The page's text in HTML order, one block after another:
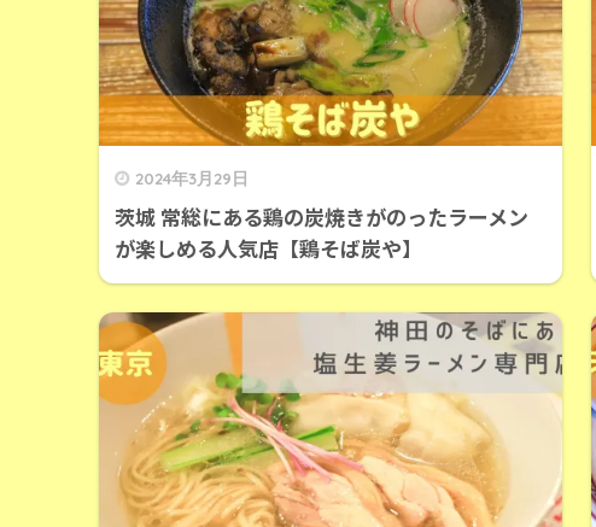
2024年3月29日
茨城 常総にある鶏の炭焼きがのったラーメン
が楽しめる人気店【鶏そば炭や】